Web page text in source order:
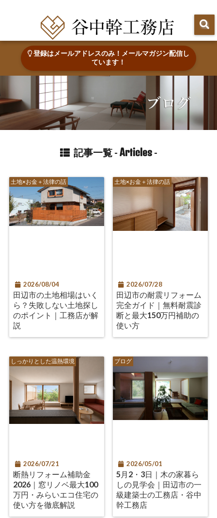
登録はメールアドレスのみ！メールマガジン配信し
ています！
記事一覧 - Articles-
土地×お金＋法律の話
2026/08/04
田辺市の土地相場はいく
ら？失敗しない土地探し
のポイント｜工務店が解
説
土地×お金＋法律の話
2026/07/28
田辺市の耐震リフォーム
完全ガイド｜無料耐震診
断と最大150万円補助の
使い方
しっかりとした温熱環境
2026/07/21
断熱リフォーム補助金
2026｜窓リノベ最大100
万円・みらいエコ住宅の
使い方を徹底解説
ブログ
2026/05/01
5月2・3日｜木の家暮ら
しの見学会｜田辺市の一
級建築士の工務店・谷中
幹工務店